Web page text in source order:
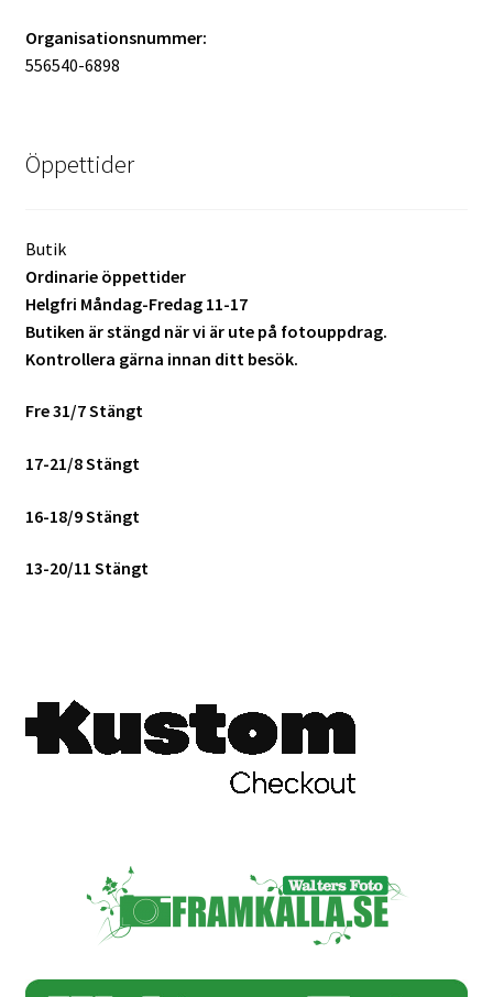
Organisationsnummer:
556540-6898
Öppettider
Butik
Ordinarie öppettider
Helgfri Måndag-Fredag 11-17
Butiken är stängd när vi är ute på fotouppdrag.
Kontrollera gärna innan ditt besök.
Fre 31/7 Stängt
17-21/8 Stängt
16-18/9 Stängt
13-20/11 Stängt